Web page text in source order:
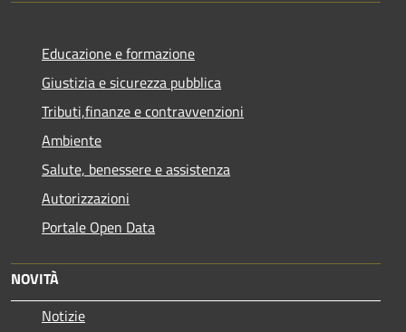
Educazione e formazione
Giustizia e sicurezza pubblica
Tributi,finanze e contravvenzioni
Ambiente
Salute, benessere e assistenza
Autorizzazioni
Portale Open Data
NOVITÀ
Notizie